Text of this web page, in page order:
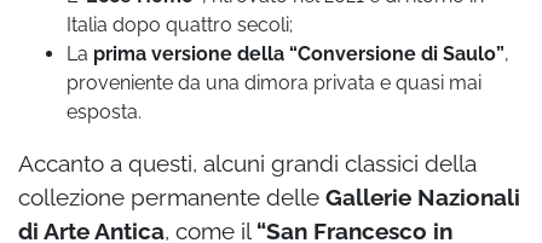
Italia dopo quattro secoli;
La prima versione della “Conversione di Saulo”,
proveniente da una dimora privata e quasi mai
esposta.
Accanto a questi, alcuni grandi classici della
collezione permanente delle Gallerie Nazionali
di Arte Antica, come il “San Francesco in